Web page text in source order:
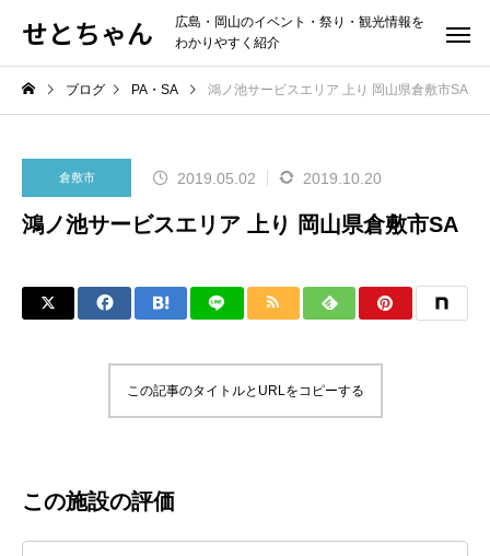
せとちゃん
広島・岡山のイベント・祭り・観光情報を
わかりやすく紹介
ブログ PA・SA 鴻ノ池サービスエリア 上り 岡山県倉敷市SA
倉敷市 2019.05.02 2019.10.20
鴻ノ池サービスエリア 上り 岡山県倉敷市SA
この記事のタイトルとURLをコピーする
この施設の評価